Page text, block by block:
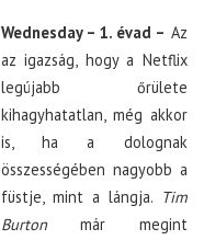
Wednesday – 1. évad – Az
az igazság, hogy a Netflix
legújabb őrülete
kihagyhatatlan, még akkor
is, ha a dolognak
összességében nagyobb a
füstje, mint a lángja. Tim
Burtonmár megint